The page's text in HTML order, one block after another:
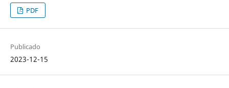
PDF
Publicado
2023-12-15